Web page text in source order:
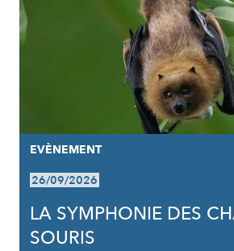
EVÈNEMENT
26/09/2026
LA SYMPHONIE DES
SOURIS